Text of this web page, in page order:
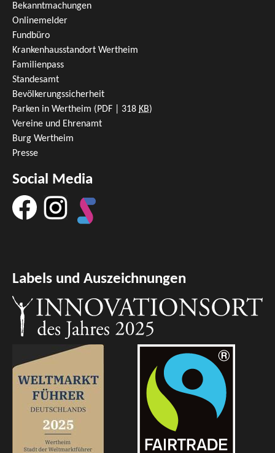
Bekanntmachungen
Onlinemelder
Fundbüro
Krankenhausstandort Wertheim
Familienpass
Standesamt
Bevölkerungssicherheit
Parken in Wertheim (PDF | 318 KB)
Vereine und Ehrenamt
Burg Wertheim
Presse
Social Media
Labels und Auszeichnungen